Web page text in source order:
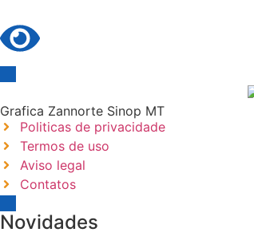
Grafica Zannorte Sinop MT
Politicas de privacidade
Termos de uso
Aviso legal
Contatos
Novidades